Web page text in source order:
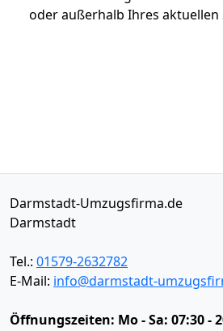
oder außerhalb Ihres aktuellen
Darmstadt-Umzugsfirma.de
Darmstadt
Tel.: 01579-2632782
E-Mail: info@darmstadt-
Öffnungszeiten: Mo - Sa: 07:30 -